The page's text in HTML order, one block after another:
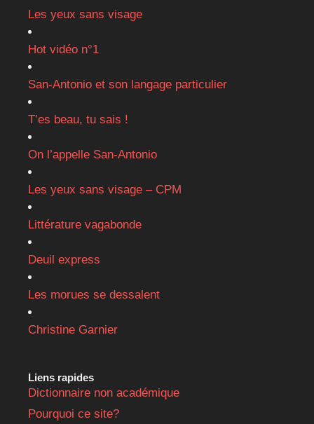
Les yeux sans visage
Hot vidéo n°1
San-Antonio et son langage particulier
T’es beau, tu sais !
On l’appelle San-Antonio
Les yeux sans visage – CPM
Littérature vagabonde
Deuil express
Les morues se dessalent
Christine Garnier
Liens rapides
Dictionnaire non académique
Pourquoi ce site?